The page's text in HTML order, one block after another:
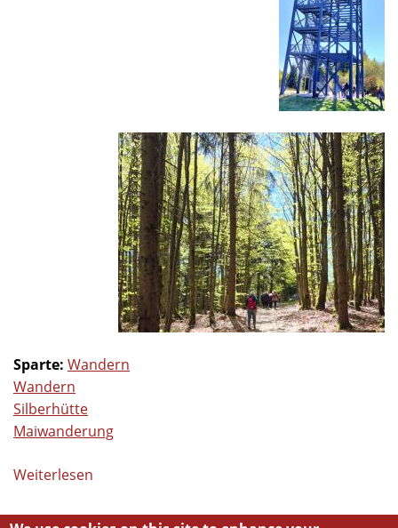
Sparte: Wandern
Wandern
Silberhütte
Maiwanderung
Weiterlesen
am